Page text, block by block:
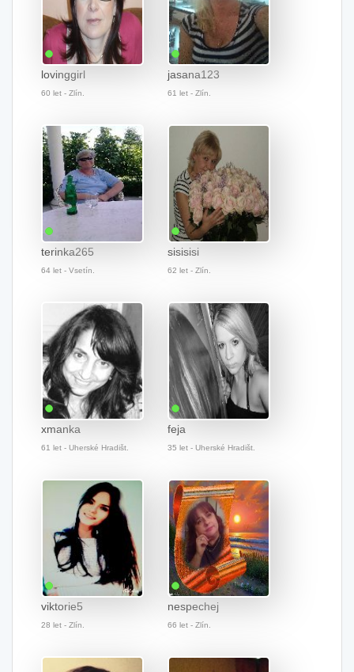
lovinggirl
60 let - Zlín.
jasana123
61 let - Zlín.
terinka265
64 let - Vsetín.
sisisisi
62 let - Zlín.
xmanka
61 let - Uherské Hradišt.
feja
35 let - Uherské Hradišt.
viktorie5
28 let - Zlín.
nespechej
66 let - Zlín.